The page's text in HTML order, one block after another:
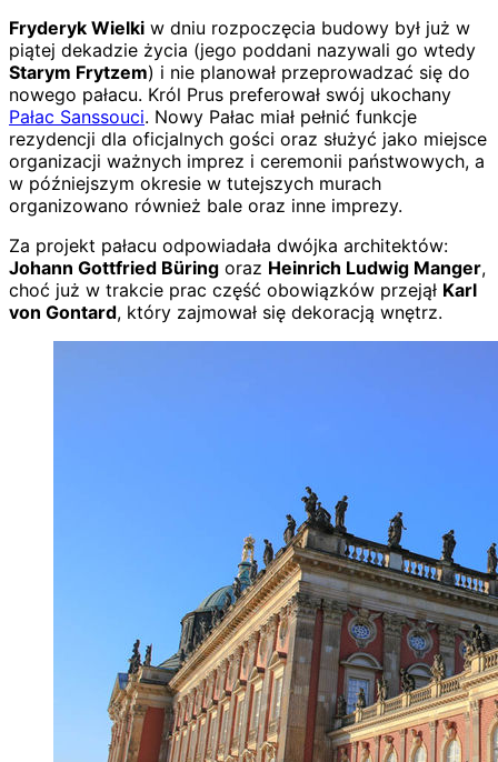
Fryderyk Wielki w dniu rozpoczęcia budowy był już w
piątej dekadzie życia (jego poddani nazywali go wtedy
Starym Frytzem) i nie planował przeprowadzać się do
nowego pałacu. Król Prus preferował swój ukochany
Pałac Sanssouci. Nowy Pałac miał pełnić funkcje
rezydencji dla oficjalnych gości oraz służyć jako miejsce
organizacji ważnych imprez i ceremonii państwowych, a
w późniejszym okresie w tutejszych murach
organizowano również bale oraz inne imprezy.
Za projekt pałacu odpowiadała dwójka architektów:
Johann Gottfried Büring oraz Heinrich Ludwig Manger,
choć już w trakcie prac część obowiązków przejął Karl
von Gontard, który zajmował się dekoracją wnętrz.